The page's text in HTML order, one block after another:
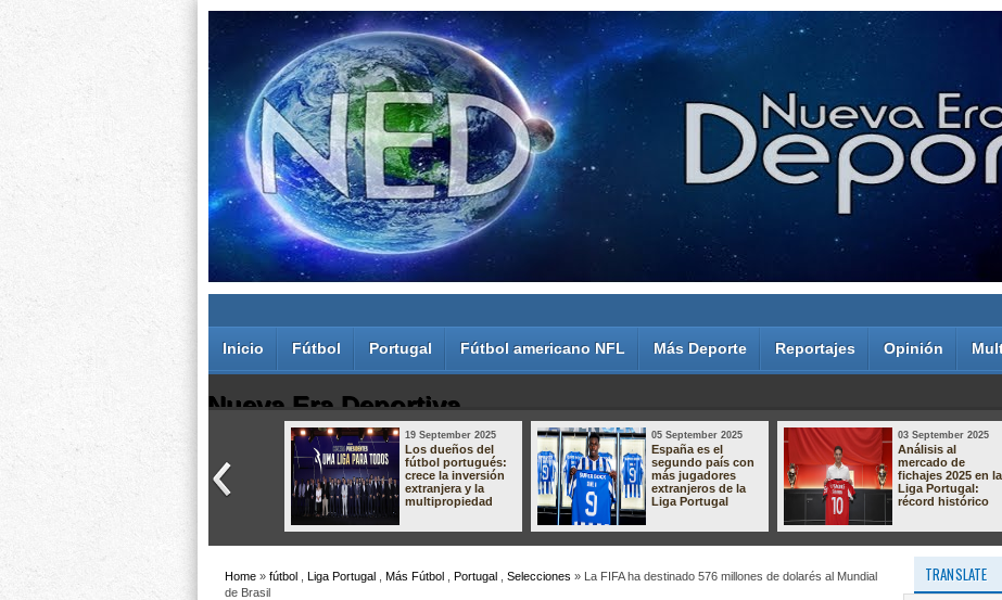
Inicio Fútbol Portugal Fútbol americano NFL Más Deporte Reportajes Opinión
Nueva Era Deportiva
Juan Carlos Rodríguez dos Santos
19 September 2025
Los dueños del
fútbol portugués:
crece la inversión
extranjera y la
multipropiedad
05 September 2025
España es el
segundo país con
más jugadores
extranjeros de la
Liga Portugal
03 September 2025
Análisis al
mercado de
fichajes 2025 en la
Liga Portugal:
récord histórico
Home » fútbol Liga Portugal Más Fútbol Portugal Selecciones » La FIFA ha destinado 576 millones de dolarés al Mundial
de Brasil
TRANSLATE